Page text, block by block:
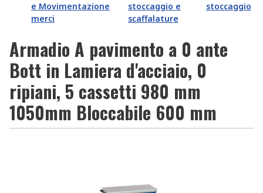
e Movimentazione
merci
stoccaggio e
scaffalature
stoccaggio
Armadio A pavimento a 0 ante
Bott in Lamiera d'acciaio, 0
ripiani, 5 cassetti 980 mm
1050mm Bloccabile 600 mm